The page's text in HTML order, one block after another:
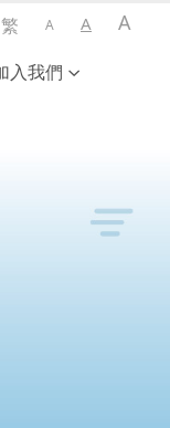
繁 A A A
入我們